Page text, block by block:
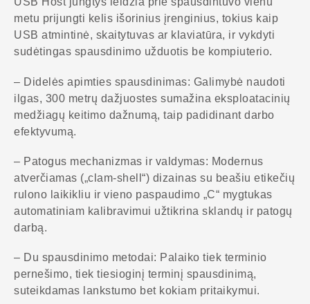
metu prijungti kelis išorinius įrenginius, tokius kaip
USB atmintinė, skaitytuvas ar klaviatūra, ir vykdyti
sudėtingas spausdinimo užduotis be kompiuterio.
– Didelės apimties spausdinimas: Galimybė naudoti
ilgas, 300 metrų dažjuostes sumažina eksploatacinių
medžiagų keitimo dažnumą, taip padidinant darbo
efektyvumą.
– Patogus mechanizmas ir valdymas: Modernus
atverčiamas („clam-shell“) dizainas su beašiu etikečių
rulono laikikliu ir vieno paspaudimo „C“ mygtukas
automatiniam kalibravimui užtikrina sklandų ir patogų
darbą.
– Du spausdinimo metodai: Palaiko tiek terminio
pernešimo, tiek tiesioginį terminį spausdinimą,
suteikdamas lankstumo bet kokiam pritaikymui.